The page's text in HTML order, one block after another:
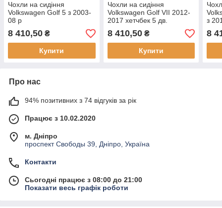
Чохли на сидіння
Volkswagen Golf 5 з 2003-
08 р
8 410,50 ₴
Купити
Чохли на сидіння
Volkswagen Golf VII 2012-
2017 хетчбек 5 дв.
Comfortline
8 410,50₴
Купити
з
8
Про нас
94% позитивних з 74 відгуків за рік
Працює з 10.02.2020
м. Дніпро
проспект Свободы 39, Дніпро, Україна
Контакти
Сьогодні працює з 08:00 до 21:00
Показати весь графік роботи